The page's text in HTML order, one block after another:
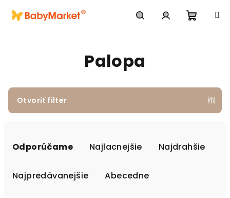
Palopa
Otvoriť filter
Odporúčame Najlacnejšie Najdrahšie
Najpredávanejšie Abecedne